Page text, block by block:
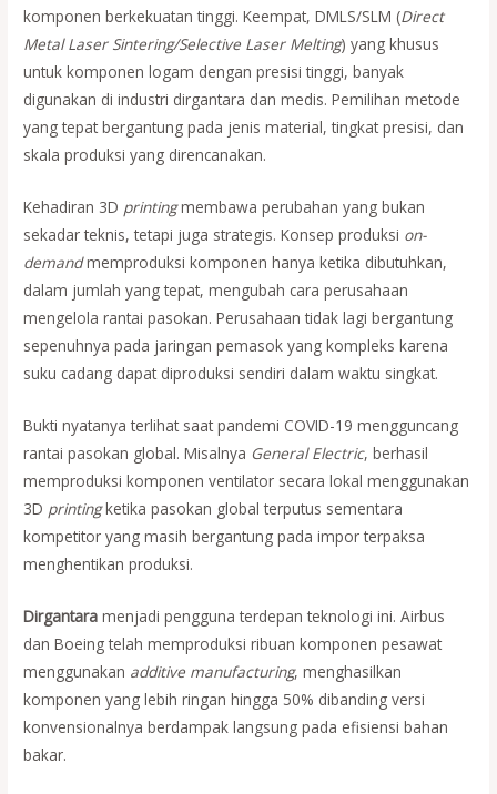
komponen berkekuatan tinggi. Keempat, DMLS/SLM (Direct
Metal Laser Sintering/Selective Laser Melting) yang khusus
untuk komponen logam dengan presisi tinggi, banyak
digunakan di industri dirgantara dan medis. Pemilihan metode
yang tepat bergantung pada jenis material, tingkat presisi, dan
skala produksi yang direncanakan.
Kehadiran 3D printingmembawa perubahan yang bukan
sekadar teknis, tetapi juga strategis. Konsep produksi on-
demandmemproduksi komponen hanya ketika dibutuhkan,
dalam jumlah yang tepat, mengubah cara perusahaan
mengelola rantai pasokan. Perusahaan tidak lagi bergantung
sepenuhnya pada jaringan pemasok yang kompleks karena
suku cadang dapat diproduksi sendiri dalam waktu singkat.
Bukti nyatanya terlihat saat pandemi COVID-19 mengguncang
rantai pasokan global. Misalnya General Electric, berhasil
memproduksi komponen ventilator secara lokal menggunakan
3D printingketika pasokan global terputus sementara
kompetitor yang masih bergantung pada impor terpaksa
menghentikan produksi.
Dirgantara menjadi pengguna terdepan teknologi ini. Airbus
dan Boeing telah memproduksi ribuan komponen pesawat
menggunakan additive manufacturing, menghasilkan
komponen yang lebih ringan hingga 50% dibanding versi
konvensionalnya berdampak langsung pada efisiensi bahan
bakar.